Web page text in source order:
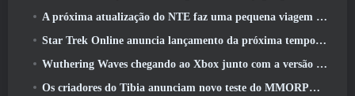
A próxima atualização do NTE faz uma pequena viagem paralela a um jogo de mesa de fantasia
Star Trek Online anuncia lançamento da próxima temporada “Undiscovered”
Wuthering Waves chegando ao Xbox junto com a versão 3.5 Atualizar
Os criadores do Tibia anunciam novo teste do MMORPG de zumbis da velha escola, Persistir on-line